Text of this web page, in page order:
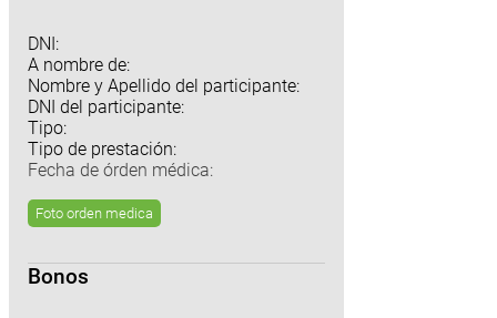
DNI:
A nombre de:
Nombre y Apellido del participante:
DNI del participante:
Tipo:
Tipo de prestación:
Fecha de órden médica:
Foto orden medica
Bonos